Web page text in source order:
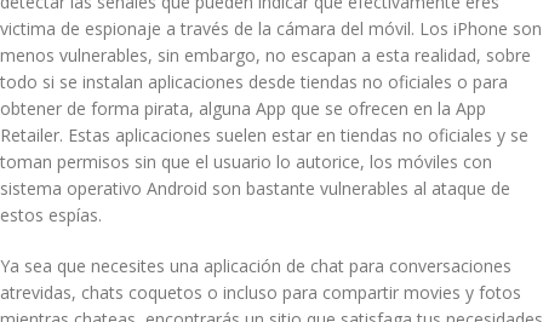
victima de espionaje a través de la cámara del móvil. Los iPhone son
menos vulnerables, sin embargo, no escapan a esta realidad, sobre
todo si se instalan aplicaciones desde tiendas no oficiales o para
obtener de forma pirata, alguna App que se ofrecen en la App
Retailer. Estas aplicaciones suelen estar en tiendas no oficiales y se
toman permisos sin que el usuario lo autorice, los móviles con
sistema operativo Android son bastante vulnerables al ataque de
estos espías.
Ya sea que necesites una aplicación de chat para conversaciones
atrevidas, chats coquetos o incluso para compartir movies y fotos